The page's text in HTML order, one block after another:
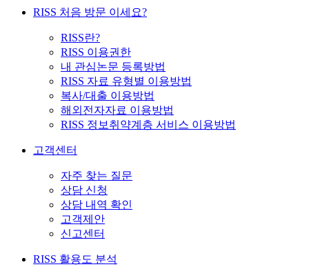
RISS 처음 방문 이세요?
RISS란?
RISS 이용권한
내 관심논문 등록방법
RISS 자료 유형별 이용방법
복사/대출 이용방법
해외전자자료 이용방법
RISS 정보취약계층 서비스 이용방법
고객센터
자주 찾는 질문
상담 신청
상담 내역 확인
고객제안
신고센터
RISS 활용도 분석